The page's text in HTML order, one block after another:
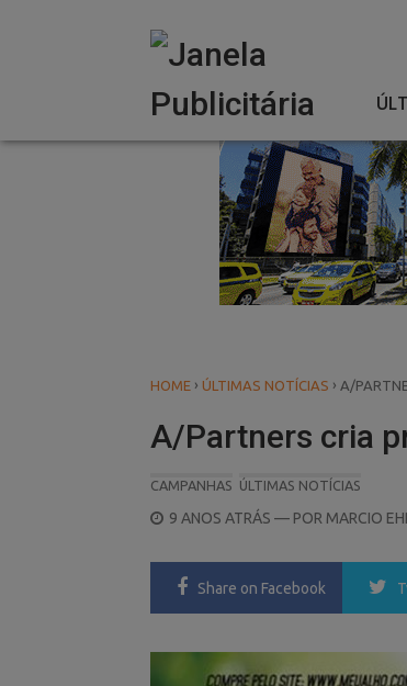
HOME › ÚLTIMAS NOTÍCIAS › A/
A/Partners cria
CAMPANHAS ÚLTIMAS NOTÍCIAS
POSTED
9 ANOS ATRÁS — POR MARCIO
Share on Facebook